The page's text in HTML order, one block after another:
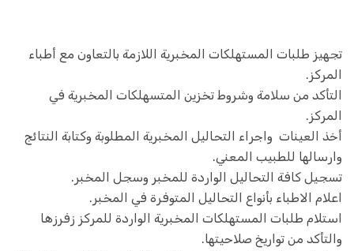
تجهيز طلبات المستهلكات المخبرية اللازمة بالتعاون مع أطباء
المركز.
التأكد من سلامة وشروط تخزين المتسهلكات المخبرية في
المركز.
أخذ العينات واجراء التحاليل المخبرية المطلوبة وكتابة النتائج
وارسالها للطبيب المعني.
تسجيل كافة التحاليل الواردة للمخبر وسجل المخبر.
اعلام الاطباء بأنواع التحاليل المتوفرة في المخبر.
استلام طلبات المستهلكات المخبرية الواردة للمركز زفرزها
والتأكد من تواريخ صلاحيتها.